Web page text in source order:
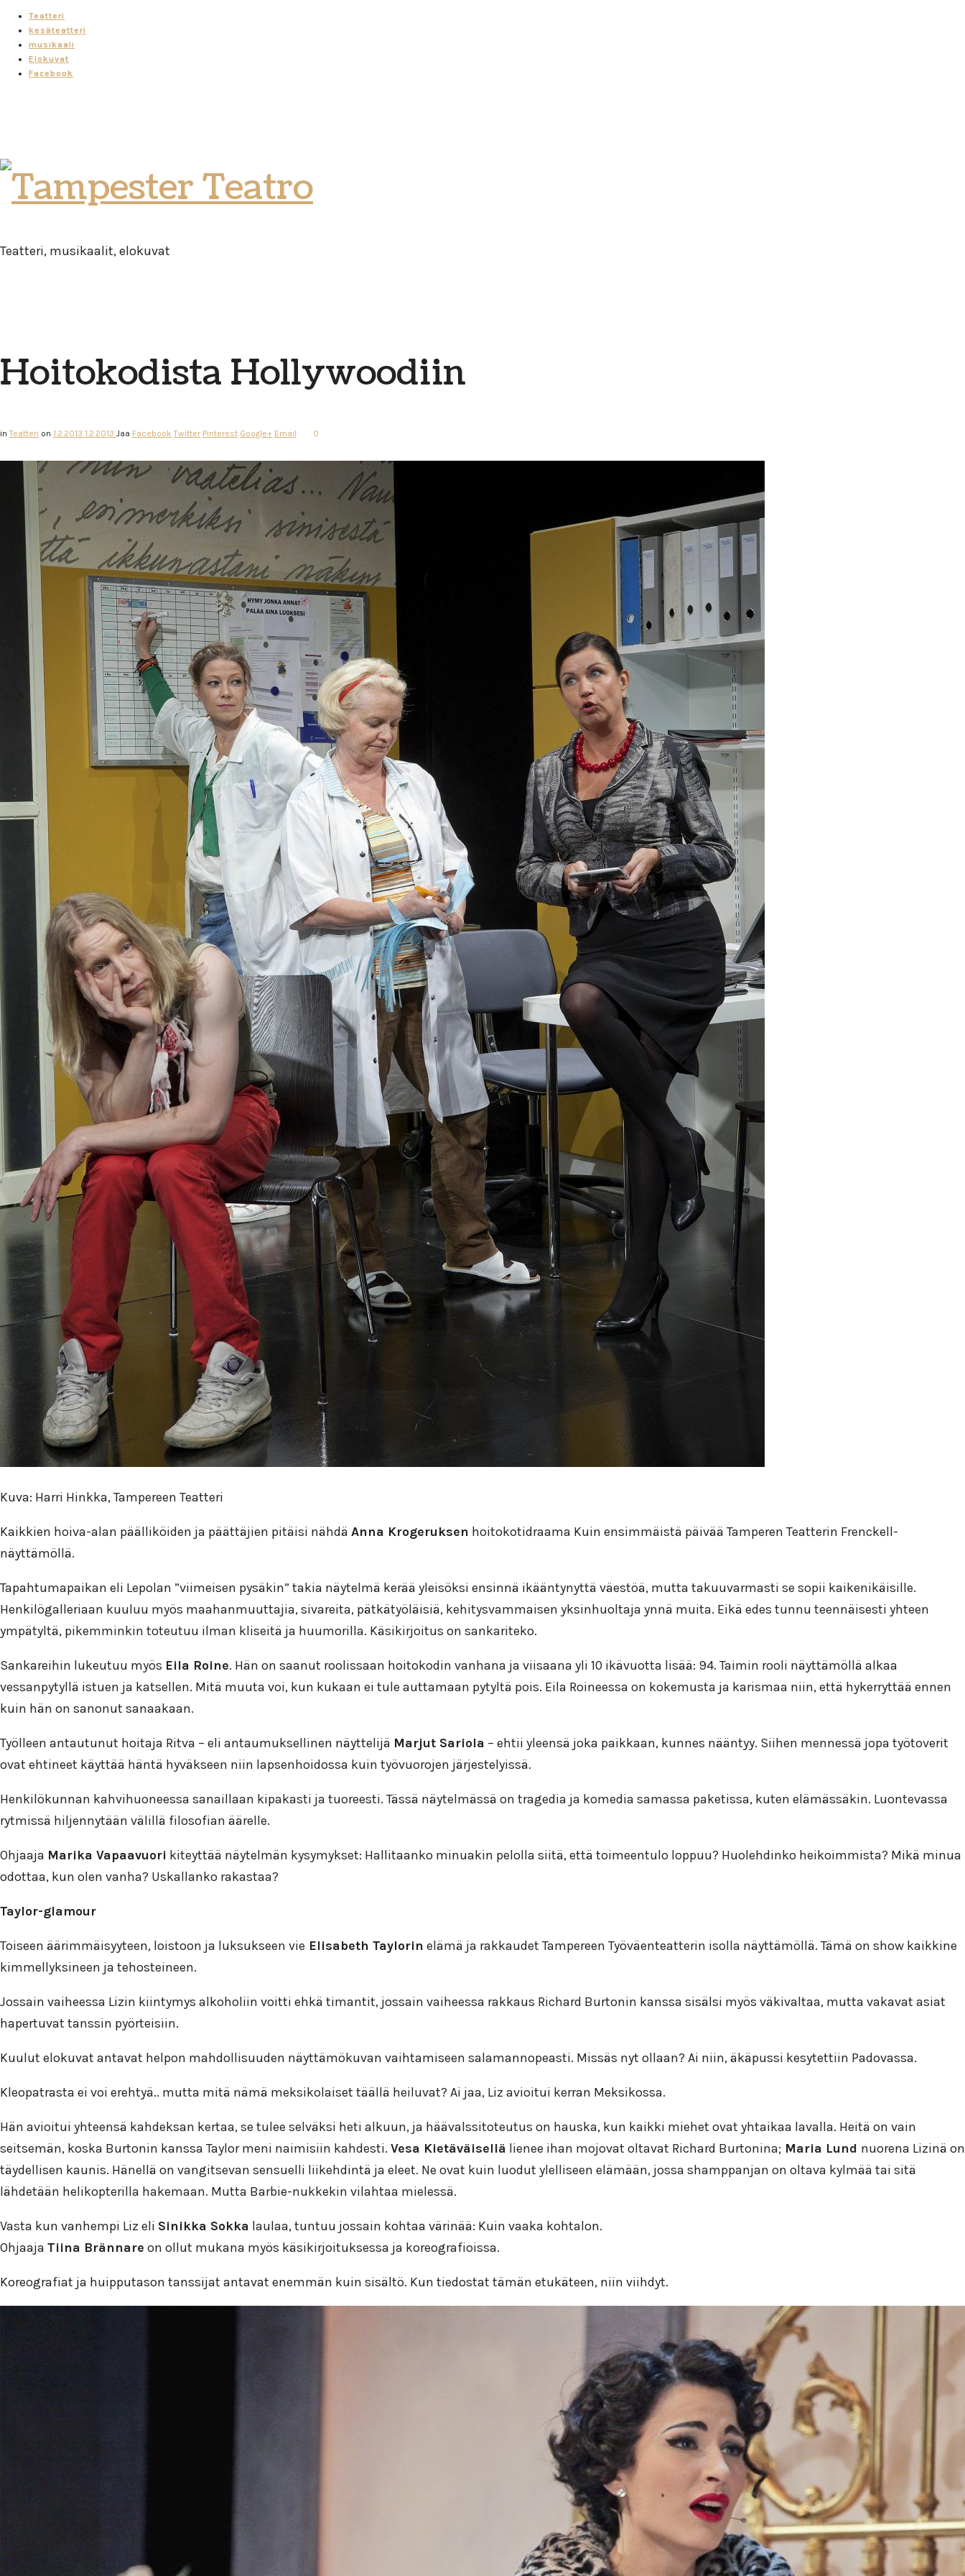
Teatteri
kesäteatteri
musikaali
Elokuvat
Facebook
Tampester
Teatro
Teatteri, musikaalit, elokuvat
Hoitokodista Hollywoodiin
inTeatteri on 1.2.2013 1.2.2013 Jaa Facebook Twitter Pinterest Google+ Email 0
Kuva: Harri Hinkka, Tampereen Teatteri
Kaikkien hoiva-alan päälliköiden ja päättäjien pitäisi nähdä Anna Krogeruksen hoitokotidraama Kuin ensimmäistä päivää Tamperen Teatterin Frenckell-
näyttämöllä.
Tapahtumapaikan eli Lepolan ”viimeisen pysäkin” takia näytelmä kerää yleisöksi ensinnä ikääntynyttä väestöä, mutta takuuvarmasti se sopii kaikenikäisille.
Henkilögalleriaan kuuluu myös maahanmuuttajia, sivareita, pätkätyöläisiä, kehitysvammaisen yksinhuoltaja ynnä muita. Eikä edes tunnu teennäisesti yhteen
ympätyltä, pikemminkin toteutuu ilman kliseitä ja huumorilla. Käsikirjoitus on sankariteko.
Sankareihin lukeutuu myös Eila Roine. Hän on saanut roolissaan hoitokodin vanhana ja viisaana yli 10 ikävuotta lisää: 94. Taimin rooli näyttämöllä alkaa
vessanpytyllä istuen ja katsellen. Mitä muuta voi, kun kukaan ei tule auttamaan pytyltä pois. Eila Roineessa on kokemusta ja karismaa niin, että hykerryttää ennen
kuin hän on sanonut sanaakaan.
Työlleen antautunut hoitaja Ritva – eli antaumuksellinen näyttelijä Marjut Sariola – ehtii yleensä joka paikkaan, kunnes nääntyy. Siihen mennessä jopa työtoverit
ovat ehtineet käyttää häntä hyväkseen niin lapsenhoidossa kuin työvuorojen järjestelyissä.
Henkilökunnan kahvihuoneessa sanaillaan kipakasti ja tuoreesti. Tässä näytelmässä on tragedia ja komedia samassa paketissa, kuten elämässäkin. Luontevassa
rytmissä hiljennytään välillä filosofian äärelle.
Ohjaaja Marika Vapaavuori kiteyttää näytelmän kysymykset: Hallitaanko minuakin pelolla siitä, että toimeentulo loppuu? Huolehdinko heikoimmista? Mikä minua
odottaa, kun olen vanha? Uskallanko rakastaa?
Taylor-glamour
Toiseen äärimmäisyyteen, loistoon ja luksukseen vie Elisabeth Taylorin elämä ja rakkaudet Tampereen Työväenteatterin isolla näyttämöllä. Tämä on show kaikkine
kimmellyksineen ja tehosteineen.
Jossain vaiheessa Lizin kiintymys alkoholiin voitti ehkä timantit, jossain vaiheessa rakkaus Richard Burtonin kanssa sisälsi myös väkivaltaa, mutta vakavat asiat
hapertuvat tanssin pyörteisiin.
Kuulut elokuvat antavat helpon mahdollisuuden näyttämökuvan vaihtamiseen salamannopeasti. Missäs nyt ollaan? Ai niin, äkäpussi kesytettiin Padovassa.
Kleopatrasta ei voi erehtyä.. mutta mitä nämä meksikolaiset täällä heiluvat? Ai jaa, Liz avioitui kerran Meksikossa.
Hän avioitui yhteensä kahdeksan kertaa, se tulee selväksi heti alkuun, ja häävalssitoteutus on hauska, kun kaikki miehet ovat yhtaikaa lavalla. Heitä on vain
seitsemän, koska Burtonin kanssa Taylor meni naimisiin kahdesti. Vesa Kietäväisellä lienee ihan mojovat oltavat Richard Burtonina; Maria Lund nuorena Lizinä on
täydellisen kaunis. Hänellä on vangitsevan sensuelli liikehdintä ja eleet. Ne ovat kuin luodut ylelliseen elämään, jossa shamppanjan on oltava kylmää tai sitä
lähdetään helikopterilla hakemaan. Mutta Barbie-nukkekin vilahtaa mielessä.
Vasta kun vanhempi Liz eli Sinikka Sokka laulaa, tuntuu jossain kohtaa värinää: Kuin vaaka kohtalon.
Ohjaaja Tiina Brännare on ollut mukana myös käsikirjoituksessa ja koreografioissa.
Koreografiat ja huipputason tanssijat antavat enemmän kuin sisältö. Kun tiedostat tämän etukäteen, niin viihdyt.